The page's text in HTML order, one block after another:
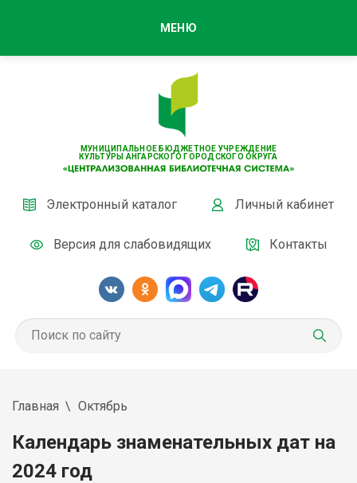
МУНИЦИПАЛЬНОЕ БЮДЖЕТНОЕ УЧРЕЖДЕНИЕ
КУЛЬТУРЫ АНГАРСКОГО ГОРОДСКОГО ОКРУГА
Электронный каталог Личный кабинет
Версия для слабовидящих Контакты
МЕНЮ
Главная Октябрь
Календарь знаменательных дат на
2024 год